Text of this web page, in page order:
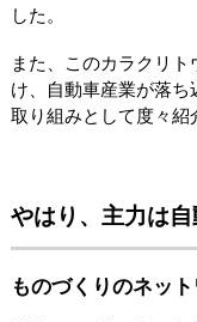
した。
また、このカラクリ
け、自動車産業が落
取り組みとして度々紹
やはり、主力は
ものづくりのネッ